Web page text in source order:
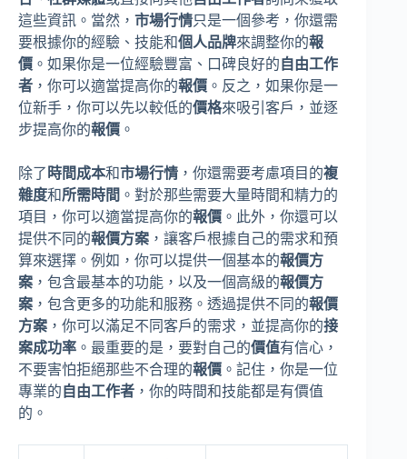
這些資訊。當然， 市場行情只是一個參考，你還需
要根據你的經驗、技能和個人品牌來調整你的報
價 。如果你是一位經驗豐富、口碑良好的 自由工作
者 ，你可以適當提高你的報價 。反之，如果你是一
位新手，你可以先以較低的價格來吸引客戶，並逐
步提高你的報價 。
除了 時間成本和市場行情 ，你還需要考慮項目的複
雜度和所需時間 。對於那些需要大量時間和精力的
項目，你可以適當提高你的報價 。此外，你還可以
提供不同的報價方案 ，讓客戶根據自己的需求和預
算來選擇。例如，你可以提供一個基本的報價方
案 ，包含最基本的功能，以及一個高級的報價方
案 ，包含更多的功能和服務。透過提供不同的報價
方案 ，你可以滿足不同客戶的需求，並提高你的接
案成功率 。最重要的是，要對自己的價值有信心，
不要害怕拒絕那些不合理的報價 。記住，你是一位
專業的 自由工作者 ，你的時間和技能都是有價值
的。